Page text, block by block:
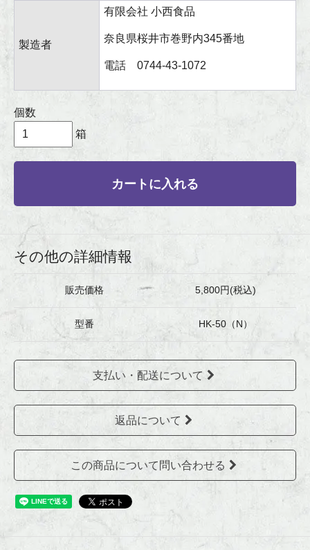
製造者
有限会社 小西食品
奈良県桜井市巻野内345番地
電話 0744-43-1072
個数
箱
カートに入れる
その他の詳細情報
販売価格 5,800円(税込)
型番 HK-50（N）
支払い・配送について
返品について
この商品について問い合わせる